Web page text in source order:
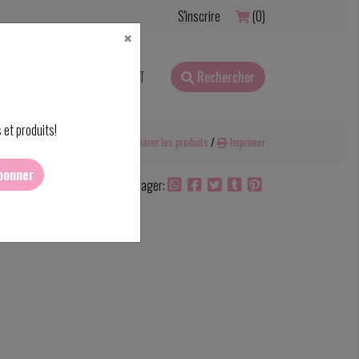
S'inscrire (0)
CONTACT Rechercher
Ajouter pour comparer Comparer les produits / Imprimer
Partager:
×
produits!